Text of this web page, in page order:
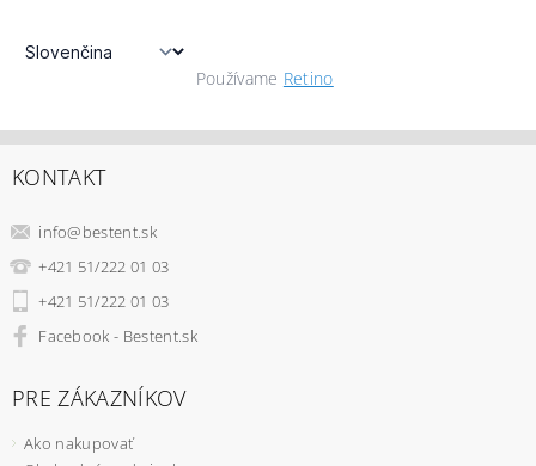
Používame Retino
KONTAKT
info@bestent.sk
+421 51/222 01 03
+421 51/222 01 03
Facebook - Bestent.sk
PRE ZÁKAZNÍKOV
Ako nakupovať